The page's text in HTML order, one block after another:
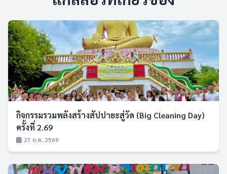
กิจกรรมรวมพลังสร้างสัปปายะสู่วัด (Big Cleaning Day)
ครั้งที่ 2.69
27 ก.ค. 2569